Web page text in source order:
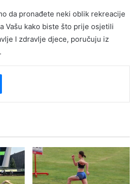
da pronađete neki oblik rekreacije
Vašu kako biste što prije osjetili
I zdravlje djece, poručuju iz